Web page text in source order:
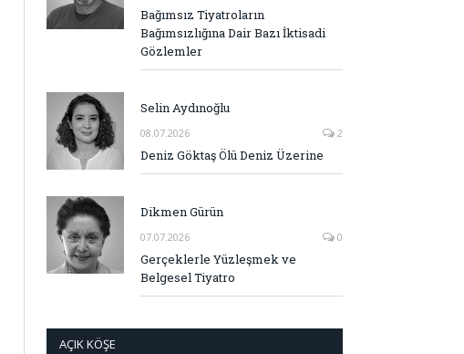
Bağımsız Tiyatroların
Bağımsızlığına Dair Bazı İktisadi
Gözlemler
Selin Aydınoğlu
08.07.2026 2
Deniz Göktaş Ölü Deniz Üzerine
Dikmen Gürün
07.07.2026 0
Gerçeklerle Yüzleşmek ve
Belgesel Tiyatro
AÇIK KÖŞE